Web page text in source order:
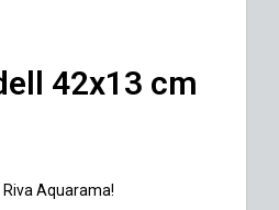
42x13 cm
Aquarama!